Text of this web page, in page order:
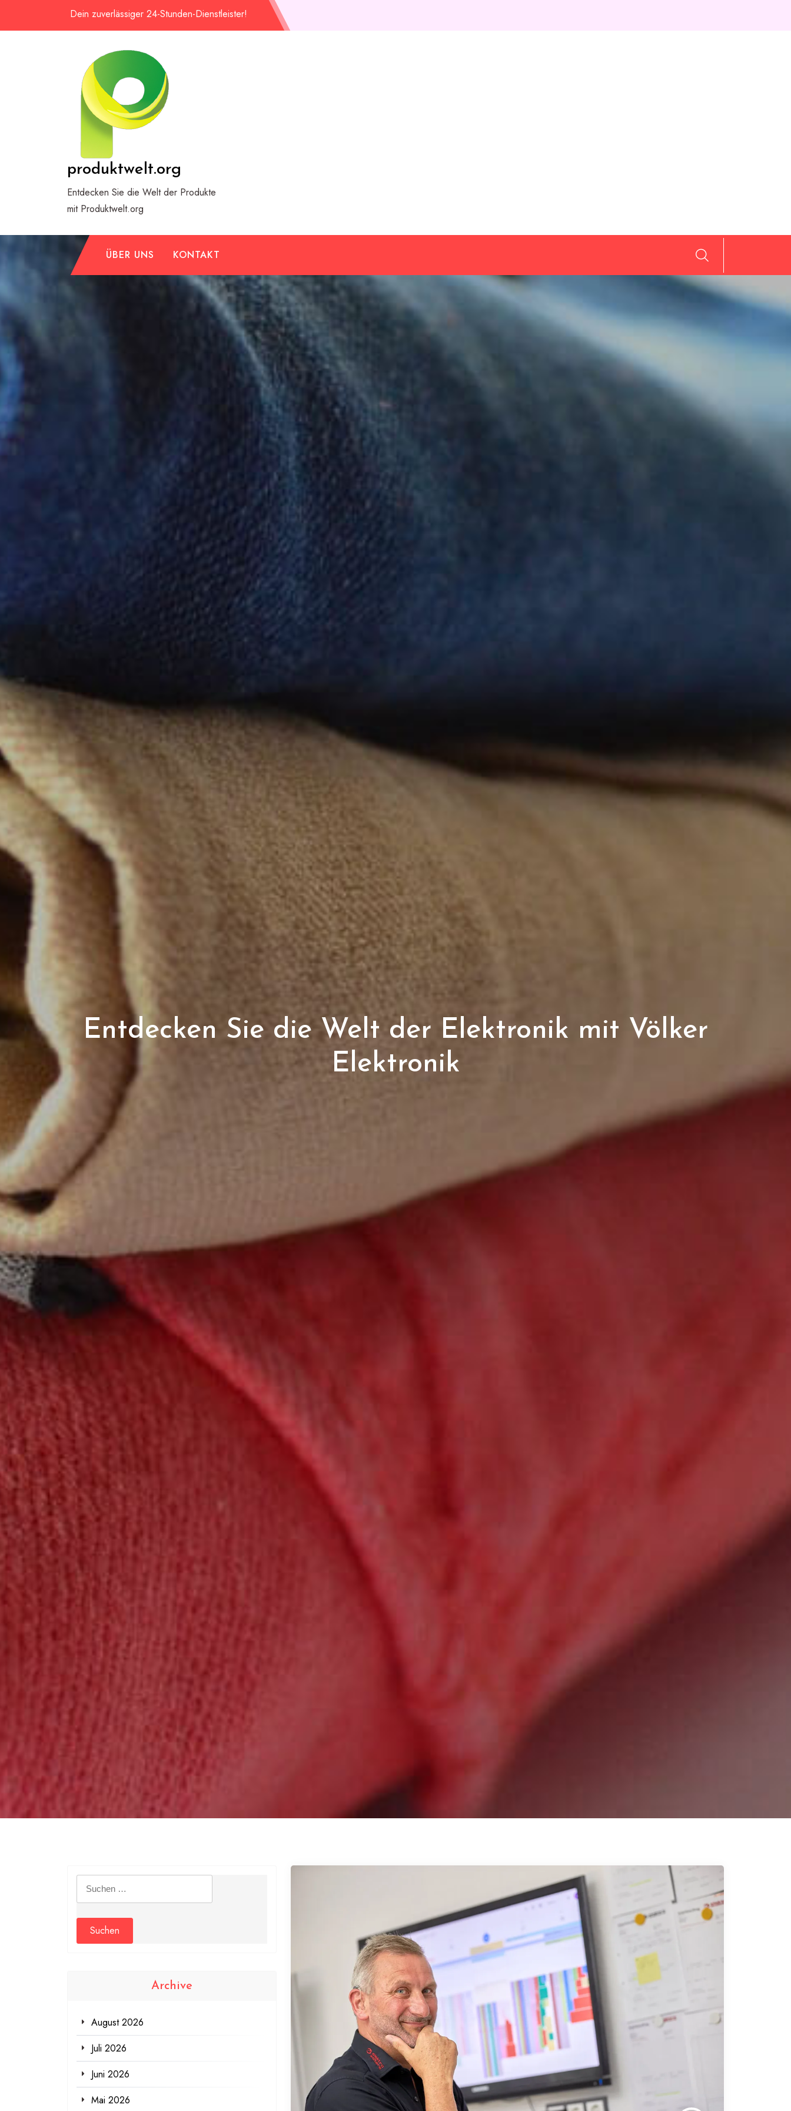
Dein zuverlässiger 24-Stunden-Dienstleister!
produktwelt.org
Entdecken Sie die Welt der Produkte
mit Produktwelt.org
ÜBER UNS KONTAKT
Entdecken Sie die Welt der Elektronik mit Völker
Elektronik
Suchen
nach:
Archive
August 2026
Juli 2026
Juni 2026
Mai 2026